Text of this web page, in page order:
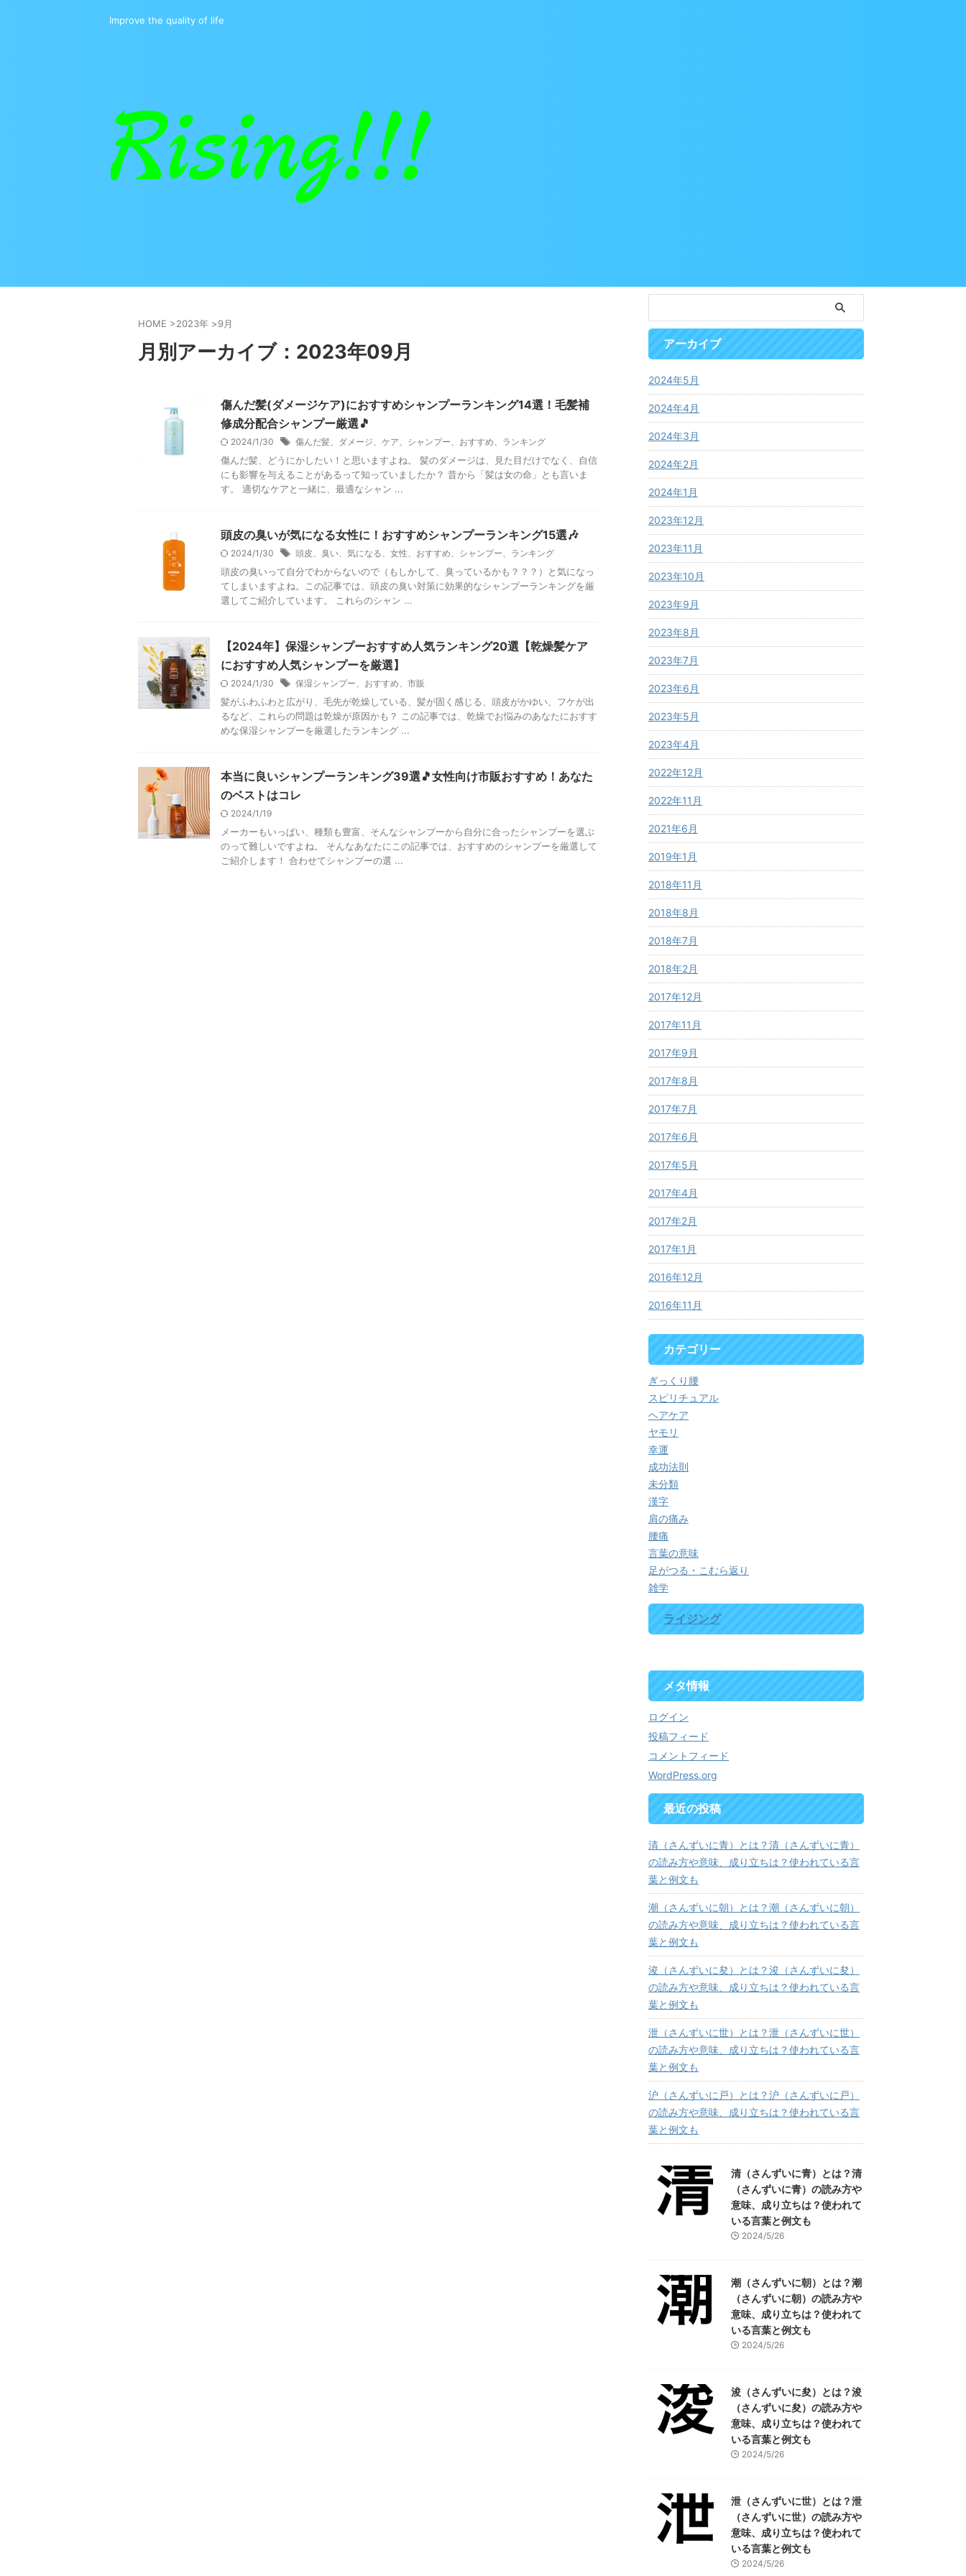
Improve the quality of life
HOME >2023年 >9月
月別アーカイブ：2023年09月
傷んだ髪(ダメージケア)におすすめシャンプーランキング14選！毛髪補
修成分配合シャンプー厳選🎵
2024/1/30 傷んだ髪、ダメージ、ケア、シャンプー、おすすめ、ランキング
傷んだ髪、どうにかしたい！と思いますよね。 髪のダメージは、見た目だけでなく、自信
にも影響を与えることがあるって知っていましたか？ 昔から「髪は女の命」とも言いま
す。 適切なケアと一緒に、最適なシャン ...
頭皮の臭いが気になる女性に！おすすめシャンプーランキング15選🎶
2024/1/30 頭皮、臭い、気になる、女性、おすすめ、シャンプー、ランキング
頭皮の臭いって自分でわからないので（もしかして、臭っているかも？？？）と気になっ
てしまいますよね。この記事では、頭皮の臭い対策に効果的なシャンプーランキングを厳
選してご紹介しています。 これらのシャン ...
【2024年】保湿シャンプーおすすめ人気ランキング20選【乾燥髪ケア
におすすめ人気シャンプーを厳選】
2024/1/30 保湿シャンプー、おすすめ、市販
髪がふわふわと広がり、毛先が乾燥している、髪が固く感じる、頭皮がかゆい、フケが出
るなど、これらの問題は乾燥が原因かも？ この記事では、乾燥でお悩みのあなたにおすす
めな保湿シャンプーを厳選したランキング ...
本当に良いシャンプーランキング39選🎵女性向け市販おすすめ！あなた
のベストはコレ
2024/1/19
メーカーもいっぱい、種類も豊富、そんなシャンプーから自分に合ったシャンプーを選ぶ
のって難しいですよね。 そんなあなたにこの記事では、おすすめのシャンプーを厳選して
ご紹介します！ 合わせてシャンプーの選 ...
アーカイブ
2024年5月
2024年4月
2024年3月
2024年2月
2024年1月
2023年12月
2023年11月
2023年10月
2023年9月
2023年8月
2023年7月
2023年6月
2023年5月
2023年4月
2022年12月
2022年11月
2021年6月
2019年1月
2018年11月
2018年8月
2018年7月
2018年2月
2017年12月
2017年11月
2017年9月
2017年8月
2017年7月
2017年6月
2017年5月
2017年4月
2017年2月
2017年1月
2016年12月
2016年11月
カテゴリー
ぎっくり腰
スピリチュアル
ヘアケア
ヤモリ
幸運
成功法則
未分類
漢字
肩の痛み
腰痛
言葉の意味
足がつる・こむら返り
雑学
ライジング
メタ情報
ログイン
投稿フィード
コメントフィード
WordPress.org
最近の投稿
清（さんずいに青）とは？清（さんずいに青）
の読み方や意味、成り立ちは？使われている言
葉と例文も
潮（さんずいに朝）とは？潮（さんずいに朝）
の読み方や意味、成り立ちは？使われている言
葉と例文も
浚（さんずいに夋）とは？浚（さんずいに夋）
の読み方や意味、成り立ちは？使われている言
葉と例文も
泄（さんずいに世）とは？泄（さんずいに世）
の読み方や意味、成り立ちは？使われている言
葉と例文も
沪（さんずいに戸）とは？沪（さんずいに戸）
の読み方や意味、成り立ちは？使われている言
葉と例文も
清（さんずいに青）とは？清
（さんずいに青）の読み方や
意味、成り立ちは？使われて
いる言葉と例文も
2024/5/26
潮（さんずいに朝）とは？潮
（さんずいに朝）の読み方や
意味、成り立ちは？使われて
いる言葉と例文も
2024/5/26
浚（さんずいに夋）とは？浚
（さんずいに夋）の読み方や
意味、成り立ちは？使われて
いる言葉と例文も
2024/5/26
泄（さんずいに世）とは？泄
（さんずいに世）の読み方や
意味、成り立ちは？使われて
いる言葉と例文も
2024/5/26